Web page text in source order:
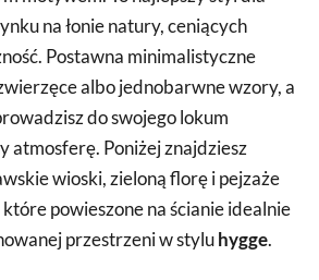
na łonie natury, ceniących
Postawna minimalistyczne
albo jednobarwne wzory, a
do swojego lokum
atmosferę. Poniżej znajdziesz
wioski, zieloną florę i pejzaże
powieszone na ścianie idealnie
przestrzeni w styluhygge.